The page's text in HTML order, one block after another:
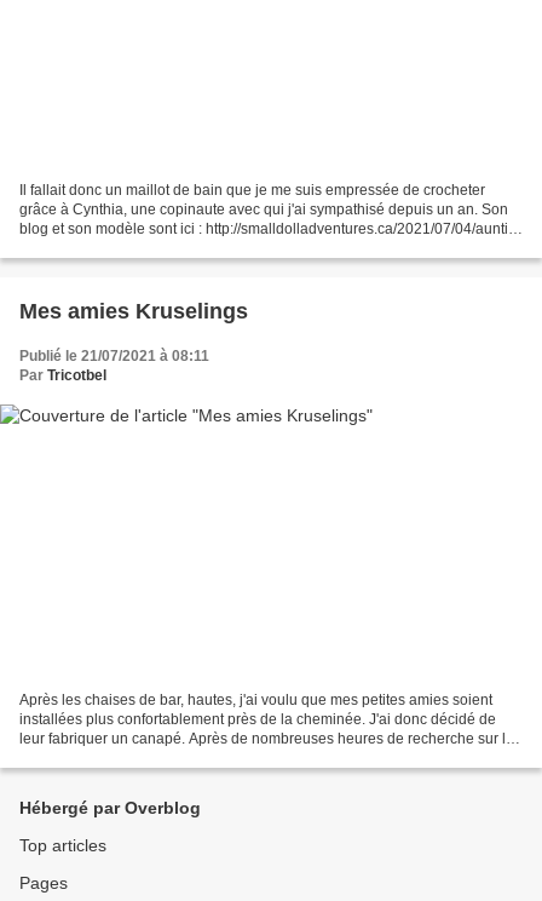
Il fallait donc un maillot de bain que je me suis empressée de crocheter
grâce à Cynthia, une copinaute avec qui j'ai sympathisé depuis un an. Son
blog et son modèle sont ici : http://smalldolladventures.ca/2021/07/04/auntie-
Mes amies Kruselings
Publié le 21/07/2021 à 08:11
Par Tricotbel
Après les chaises de bar, hautes, j'ai voulu que mes petites amies soient
installées plus confortablement près de la cheminée. J'ai donc décidé de
leur fabriquer un canapé. Après de nombreuses heures de recherche sur le
Hébergé par Overblog
Top articles
Pages